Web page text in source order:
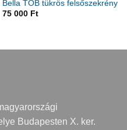
Bella TOB tükrös felsőszekrény
75 000 Ft
Budapesten X. ker.